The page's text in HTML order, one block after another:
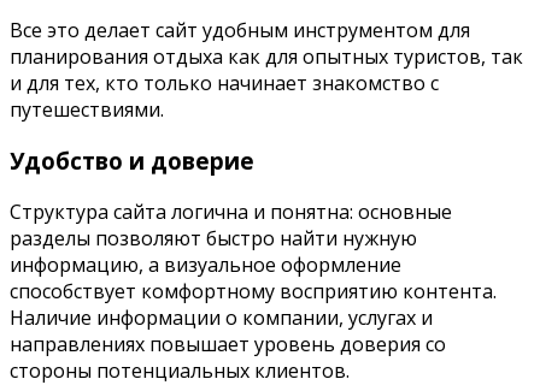
Все это делает сайт удобным инструментом для
планирования отдыха как для опытных туристов, так
и для тех, кто только начинает знакомство с
путешествиями.
Удобство и доверие
Структура сайта логична и понятна: основные
разделы позволяют быстро найти нужную
информацию, а визуальное оформление
способствует комфортному восприятию контента.
Наличие информации о компании, услугах и
направлениях повышает уровень доверия со
стороны потенциальных клиентов.